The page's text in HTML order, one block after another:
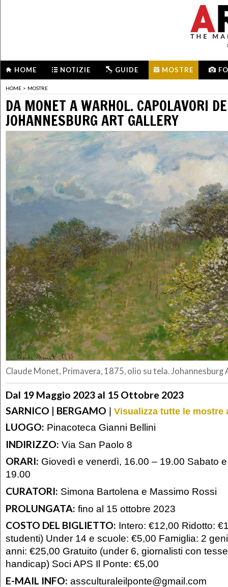
HOME NOTIZIE GUIDE MOSTRE
HOME > MOSTRE
DA MONET A WARHOL. CAPOLAVORI
JOHANNESBURG ART GALLERY
Claude Monet, Primavera, 1875, olio su tela. Johannesburg
Dal 19 Maggio 2023 al 15 Ottobre 2023
SARNICO | BERGAMO | Visualizza tutte le mostre
LUOGO: Pinacoteca Gianni Bellini
INDIRIZZO: Via San Paolo 8
ORARI: Giovedì e venerdì, 16.00 – 19.00 Sabato
19.00
CURATORI: Simona Bartolena e Massimo Rossi
PROLUNGATA: fino al 15 ottobre 2023
COSTO DEL BIGLIETTO: Intero: €12,00 Ridotto:
studenti) Under 14 e scuole: €5,00 Famiglia: 2
anni: €25,00 Gratuito (under 6, giornalisti con
handicap) Soci APS Il Ponte: €5,00
E-MAIL INFO: assculturaleilponte@gmail.com